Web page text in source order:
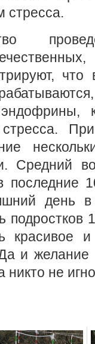
стресса.
стресса.
Средний
последние
день
подростков
красивое
и
никто не